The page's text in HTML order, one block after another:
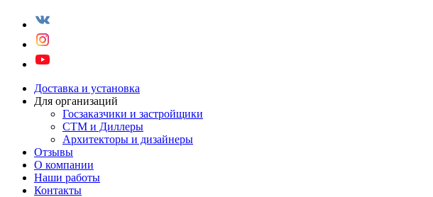
Доставка и установка
Для организаций
Госзаказчики и застройщики
СТМ и Диллеры
Архитекторы и дизайнеры
Отзывы
О компании
Наши работы
Контакты